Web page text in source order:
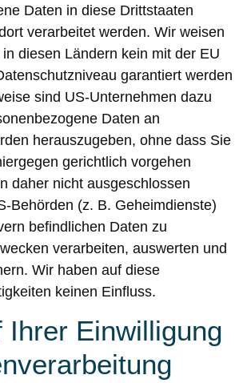
Daten in diese Drittstaaten
verarbeitet werden. Wir weisen
diesen Ländern kein mit der EU
garantiert werden
sind US-Unternehmen dazu
Daten an
herauszugeben, ohne dass Sie
gerichtlich vorgehen
daher nicht ausgeschlossen
Behörden (z. B. Geheimdienste)
befindlichen Daten zu
verarbeiten, auswerten und
Wir haben auf diese
keinen Einfluss.
Ihrer Einwilligung